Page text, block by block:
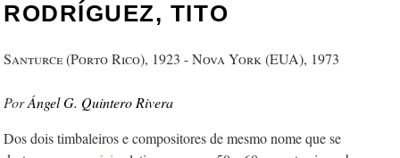
RODRÍGUEZ, TITO
Santurce (Porto Rico), 1923 - Nova York (EUA), 1973
Ángel G. Quintero Rivera
Dos dois timbaleiros e compositores de mesmo nome que se